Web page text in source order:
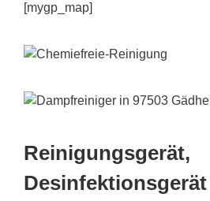
[mygp_map]
Reinigungsgerät,